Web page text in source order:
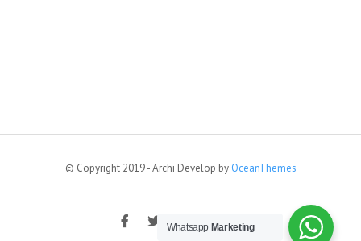
© Copyright 2019 - Archi Develop by OceanThemes
Whatsapp Marketing